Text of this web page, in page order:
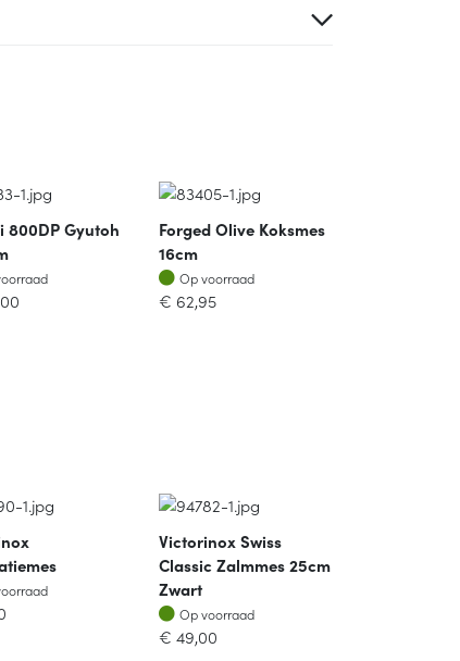
800DP Gyutoh
Forged Olive Koksmes
16cm
Op voorraad
Op voorraad
€ 62,95
Victorinox Swiss
Classic Zalmmes 25cm
Zwart
Op voorraad
Op voorraad
€ 49,00